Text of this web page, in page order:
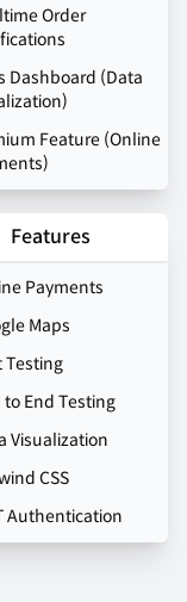
Order
Dashboard (Data
Feature (Online
Features
Payments
Maps
Testing
to End Testing
Visualization
CSS
Authentication